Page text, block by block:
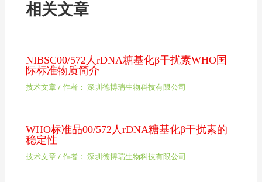
相关文章
NIBSC00/572人rDNA糖基化β干扰素WHO国
际标准物质简介
技术文章/ 作者： 深圳德博瑞生物科技有限公司
WHO标准品00/572人rDNA糖基化β干扰素的
稳定性
技术文章/ 作者： 深圳德博瑞生物科技有限公司